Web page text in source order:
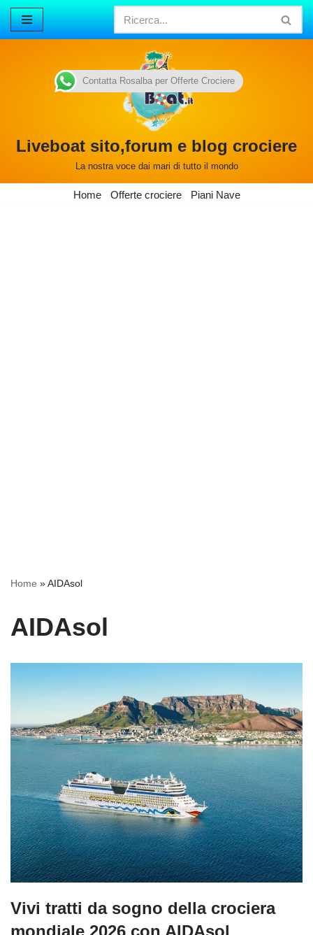
Vai
Liveboat sito,forum e blog crociere
La nostra voce dai mari di tutto il mondo
Home Offerte crociere Piani Nave
Home »AIDAsol
AIDAsol
Vivi tratti da sogno della crociera
mondiale 2026 con AIDAsol
Contatta Rosalba per Offerte Crociere